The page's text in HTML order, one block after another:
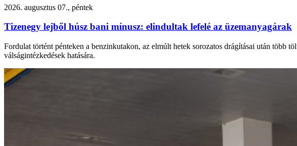
2026. augusztus 07., péntek
Tizenegy lejből húsz bani mínusz: elindultak lefelé az üzemanyagárak
Fordulat történt pénteken a benzinkutakon, az elmúlt hetek sorozatos drágításai után több
válságintézkedések hatására.